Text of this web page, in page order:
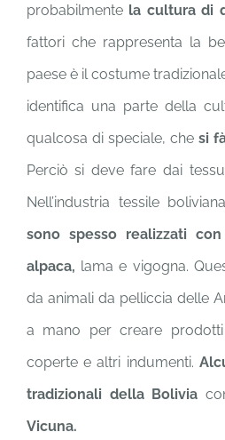
probabilmentela cultura di
fattori che rappresenta la
paese è il costume
identifica una parte della
qualcosa di speciale, che si
Perciò si deve fare dai
Nell’industria tessile
sono spesso realizzati
alpaca, lama e vigogna.
da animali da pelliccia delle
a mano per creare
coperte e altri indumenti.
tradizionali della Bolivia
Vicuna.